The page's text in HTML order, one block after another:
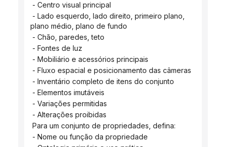
- Centro visual principal
plano médio, plano de fundo
- Chão, paredes, teto
- Fontes de luz
- Mobiliário e acessórios principais
- Fluxo espacial e posicionamento das câmeras
- Inventário completo de itens do conjunto
- Elementos imutáveis
- Variações permitidas
- Alterações proibidas
Para um conjunto de propriedades, defina:
- Nome ou função da propriedade